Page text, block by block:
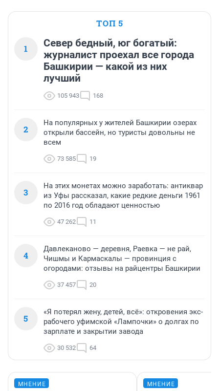
ТОП 5
1
Север бедный, юг богатый:
журналист проехал все города
Башкирии — какой из них
лучший
105 943 168
2
На популярных у жителей Башкирии озерах
открыли бассейн, но туристы довольны не
всем
73 585 19
3
На этих монетах можно заработать: антиквар
из Уфы рассказал, какие редкие деньги 1961
по 2016 год обладают ценностью
47 262 11
4
Давлеканово — деревня, Раевка — не рай,
Чишмы и Кармаскалы — провинция с
огородами: отзывы на райцентры Башкирии
37 457 20
5
«Я потерял жену, детей, всё»: откровения экс-
рабочего уфимской «Лампочки» о долгах по
зарплате и закрытии завода
30 532 64
МНЕНИЕ МНЕНИЕ